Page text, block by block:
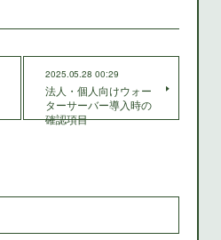
2025.05.28 00:29
法人・個人向けウォー
ターサーバー導入時の
確認項目